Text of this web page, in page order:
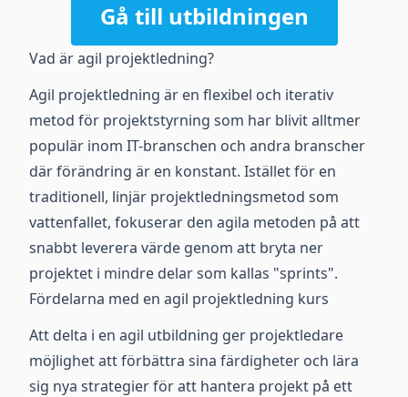
Gå till utbildningen
Vad är agil projektledning?
Agil projektledning är en flexibel och iterativ
metod för projektstyrning som har blivit alltmer
populär inom IT-branschen och andra branscher
där förändring är en konstant. Istället för en
traditionell, linjär projektledningsmetod som
vattenfallet, fokuserar den agila metoden på att
snabbt leverera värde genom att bryta ner
projektet i mindre delar som kallas "sprints".
Fördelarna med en agil projektledning kurs
Att delta i en agil utbildning ger projektledare
möjlighet att förbättra sina färdigheter och lära
sig nya strategier för att hantera projekt på ett